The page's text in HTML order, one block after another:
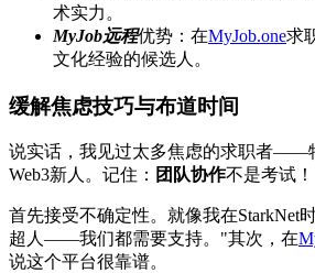
术实力。
MyJob远程优势：在MyJob.one求
文化经验的候选人。
缓解焦虑技巧与布道时间
说实话，我见过太多焦虑的求职者——
Web3新人。记住： 团队协作不是考试！
首先接受不确定性。就像我在StarkNet
超人——我们都需要支持。"其次，在
说这个平台很靠谱。